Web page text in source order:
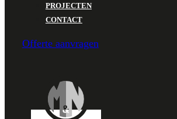
PROJECTEN
CONTACT
Offerte aanvragen